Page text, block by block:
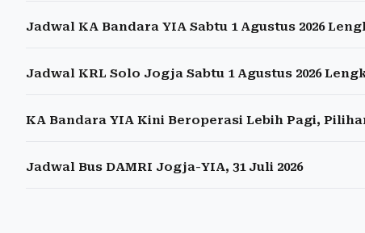
Jadwal KA Bandara YIA Sabtu 1 Agustus 2026
Jadwal KRL Solo Jogja Sabtu 1 Agustus 2026
KA Bandara YIA Kini Beroperasi Lebih Pagi,
Jadwal Bus DAMRI Jogja-YIA, 31 Juli 2026